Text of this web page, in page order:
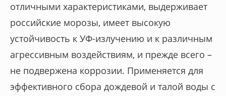
отличными характеристиками, выдерживает
российские морозы, имеет высокую
устойчивость к УФ-излучению и к различным
агрессивным воздействиям, и прежде всего –
не подвержена коррозии. Применяется для
эффективного сбора дождевой и талой воды с